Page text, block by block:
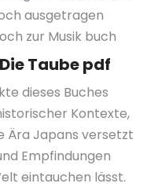
ausgetragen
zur Musik buch
Taube pdf
dieses Buches
Kontexte,
Ära Japans versetzt
Empfindungen
eintauchen lässt.